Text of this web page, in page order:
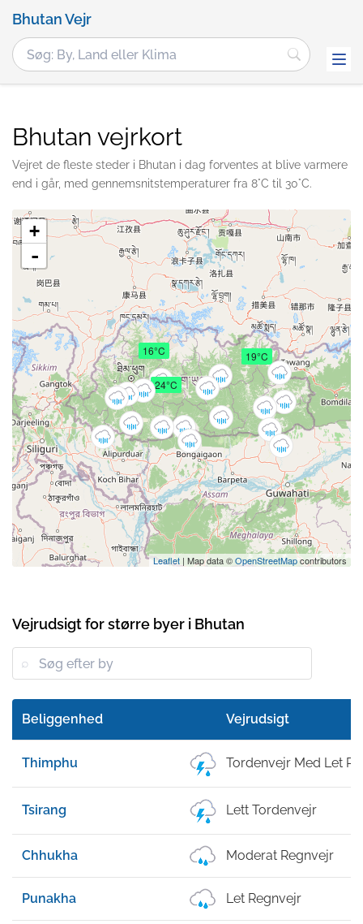
Bhutan Vejr
Bhutan vejrkort
Vejret de fleste steder i Bhutan i dag forventes at blive varmere
end i går, med gennemsnitstemperaturer fra 8°C til 30°C.
19°C
16°C
24°C
+
-
Leaflet | Map data ©OpenStreetMapcontributors
Vejrudsigt for større byer i Bhutan
Beliggenhed Vejrudsigt
Thimphu Tordenvejr Med Let
Tsirang Lett Tordenvejr
Chhukha Moderat Regnvejr
Punakha Let Regnvejr